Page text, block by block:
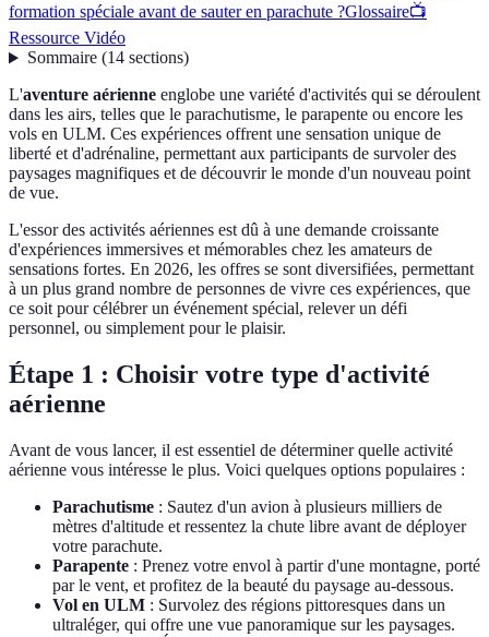
formation spéciale avant de sauter en parachute ?Glossaire📺
Ressource Vidéo
Sommaire(14 sections)
L'aventure aérienne englobe une variété d'activités qui se déroulent
dans les airs, telles que le parachutisme, le parapente ou encore les
vols en ULM. Ces expériences offrent une sensation unique de
liberté et d'adrénaline, permettant aux participants de survoler des
paysages magnifiques et de découvrir le monde d'un nouveau point
de vue.
L'essor des activités aériennes est dû à une demande croissante
d'expériences immersives et mémorables chez les amateurs de
sensations fortes. En 2026, les offres se sont diversifiées, permettant
à un plus grand nombre de personnes de vivre ces expériences, que
ce soit pour célébrer un événement spécial, relever un défi
personnel, ou simplement pour le plaisir.
Étape 1 : Choisir votre type d'activité
aérienne
Avant de vous lancer, il est essentiel de déterminer quelle activité
aérienne vous intéresse le plus. Voici quelques options populaires :
Parachutisme : Sautez d'un avion à plusieurs milliers de
mètres d'altitude et ressentez la chute libre avant de déployer
votre parachute.
Parapente : Prenez votre envol à partir d'une montagne, porté
par le vent, et profitez de la beauté du paysage au-dessous.
Vol en ULM : Survolez des régions pittoresques dans un
ultraléger, qui offre une vue panoramique sur les paysages.